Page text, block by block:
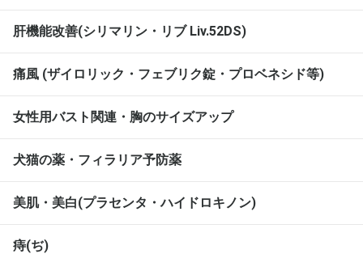
肝機能改善(シリマリン・リブ Liv.52DS)
痛風 (ザイロリック・フェブリク錠・プロベネシド等)
女性用バスト関連・胸のサイズアップ
犬猫の薬・フィラリア予防薬
美肌・美白(プラセンタ・ハイドロキノン)
痔(ぢ)